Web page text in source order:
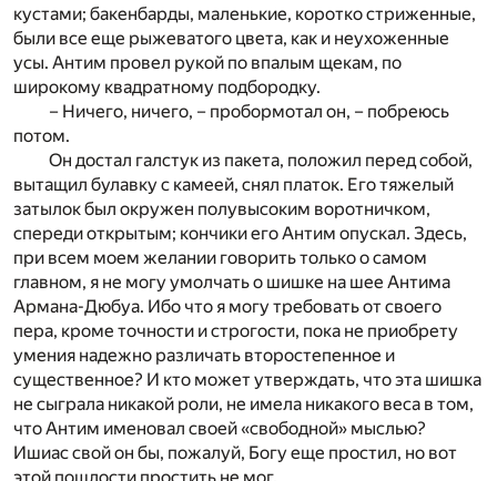
кустами; бакенбарды, маленькие, коротко стриженные,
были все еще рыжеватого цвета, как и неухоженные
усы. Антим провел рукой по впалым щекам, по
широкому квадратному подбородку.
– Ничего, ничего, – пробормотал он, – побреюсь
потом.
Он достал галстук из пакета, положил перед собой,
вытащил булавку с камеей, снял платок. Его тяжелый
затылок был окружен полувысоким воротничком,
спереди открытым; кончики его Антим опускал. Здесь,
при всем моем желании говорить только о самом
главном, я не могу умолчать о шишке на шее Антима
Армана-Дюбуа. Ибо что я могу требовать от своего
пера, кроме точности и строгости, пока не приобрету
умения надежно различать второстепенное и
существенное? И кто может утверждать, что эта шишка
не сыграла никакой роли, не имела никакого веса в том,
что Антим именовал своей «свободной» мыслью?
Ишиас свой он бы, пожалуй, Богу еще простил, но вот